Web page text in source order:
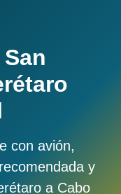
con avión,
y
a Cabo